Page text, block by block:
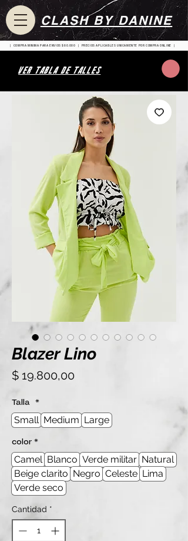
| COMPRA MINIMA PARA ENVIOS $80.000 | PRECIOS APLICABLES UNICAMENTE POR COMPRA ONLINE |
CLASH BY DANINE
VER TABLA DE TALLES
Blazer Lino
$ 19.800,00Precio
Talla *
Small Medium Large
color *
Camel Blanco Verde militar Natural
Beige clarito Negro Celeste Lima
Verde seco
Cantidad *